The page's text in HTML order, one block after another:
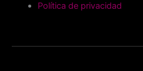
Política de privacidad